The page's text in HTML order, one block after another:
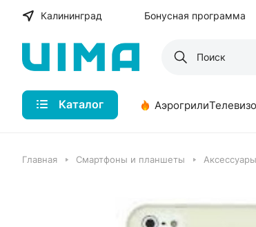
Калининград Бонусная программа
Каталог Аэрогрили
Главная Смартфоны и планшеты